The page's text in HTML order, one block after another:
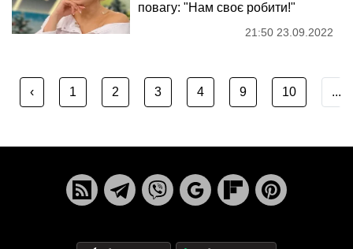
повагу: "Нам своє робити!"
21:50 23.09.2022
‹ 1 2 3 4 9 10 ...